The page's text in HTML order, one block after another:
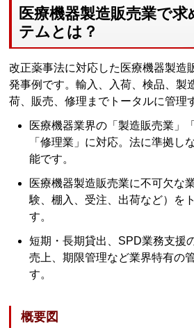
医療機器製造販売業で
テムとは？
改正薬事法に対応した医療機器製造
発事例です。輸入、入荷、検品、製
荷、販売、修理までトータルに管理
医療機器業界の「製造販売業」
「修理業」に対応。法に準拠し
能です。
医療機器製造販売業に不可欠な
験、棚入、受注、出荷など）を
す。
短期・長期貸出、SPD業務支援
売上、期限管理など業界特有の
す。
概要図